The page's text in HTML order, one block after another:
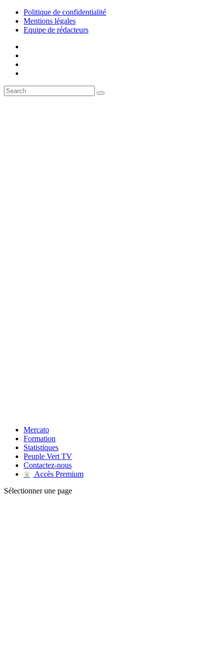
Politique de confidentialité
Mentions légales
Equipe de rédacteurs
Mercato
Formation
Statistiques
Peuple Vert TV
Contactez-nous
♛
Accès Premium
Sélectionner une page